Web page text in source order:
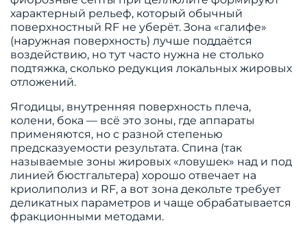
характерный рельеф, который обычный
поверхностный RF не уберёт. Зона «галифе»
(наружная поверхность) лучше поддаётся
воздействию, но тут часто нужна не столько
подтяжка, сколько редукция локальных жировых
отложений.
Ягодицы, внутренняя поверхность плеча,
колени, бока — всё это зоны, где аппараты
применяются, но с разной степенью
предсказуемости результата. Спина (так
называемые зоны жировых «ловушек» над и под
линией бюстгальтера) хорошо отвечает на
криолиполиз и RF, а вот зона декольте требует
деликатных параметров и чаще обрабатывается
фракционными методами.